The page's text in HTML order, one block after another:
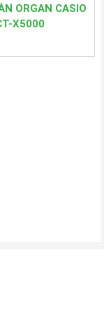
ORGAN CASIO
X5000